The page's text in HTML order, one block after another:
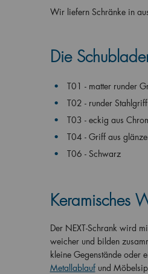
Wir liefern Schränke in
Die
T01 - matter runder
T02 - runder Stahlgriff
T03 - eckig aus
T04 - Griff aus
T06 - Schwarz
Keramisches
Der NEXT-Schrank wird
weicher und bilden
kleine Gegenstände oder
Metallablauf und